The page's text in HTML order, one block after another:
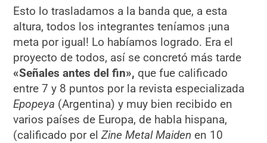
Esto lo trasladamos a la banda que, a esta
altura, todos los integrantes teníamos ¡una
meta por igual! Lo habíamos logrado. Era el
proyecto de todos, así se concretó más tarde
«Señales antes del fin», que fue calificado
entre 7 y 8 puntos por la revista especializada
Epopeya (Argentina) y muy bien recibido en
varios países de Europa, de habla hispana,
(calificado por elZine Metal Maiden en 10